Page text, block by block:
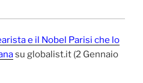
e il Nobel Parisi che lo
su globalist.it (2 Gennaio